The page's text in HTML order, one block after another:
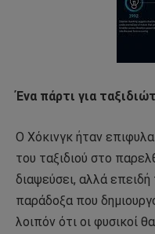
Ένα πάρτι για
Ο Χόκινγκ ήταν
του ταξιδιού στο
διαψεύσει, αλλά
παράδοξα που
λοιπόν ότι οι φυσικοί